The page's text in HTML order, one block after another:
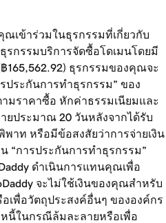
เข้าร่วมในธุรกรรมที่เกี่ยวกับ
รกรรมบริการจัดซื้อโดเมนโดยมี
ธุรกรรมของคุณจะ
ประกันการทำธุรกรรม” ของ
ามราคาซื้อ หักค่าธรรมเนียมและ
ยประมาณ 20 วันหลังจากได้รับ
าท หรือมีข้อสงสัยว่าการจ่ายเงิน
“การประกันการทำธุรกรรม”
ดำเนินการแทนคุณเพื่อ
จะไม่ใช้เงินของคุณสำหรับ
เพื่อวัตถุประสงค์อื่นๆ ขององค์กร
หนี้ในกรณีล้มละลายหรือเพื่อ